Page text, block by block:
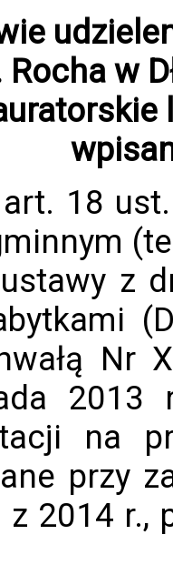
Rocha w
18
z
Nr
2013
na
przy
2014 r.,